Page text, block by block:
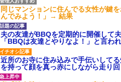
同じマンションに住んでる女性が鍵
んでみよう！」→ 結果
夫の友達がBBQを定期的に開催して
「BBQは友達とやりなよ！」と言わ
近所のお寺に住み込みで手伝いして
を持って顔を真っ赤にしながら走り